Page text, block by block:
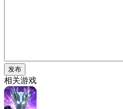
发布
相关游戏